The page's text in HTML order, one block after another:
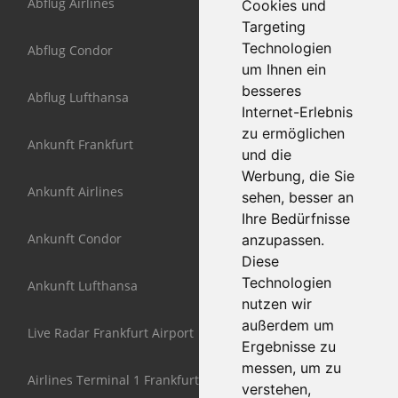
Cookies und
Targeting
Technologien
um Ihnen ein
besseres
Internet-Erlebnis
zu ermöglichen
und die
Werbung, die Sie
sehen, besser an
Ihre Bedürfnisse
anzupassen.
Diese
Technologien
nutzen wir
außerdem um
Ergebnisse zu
messen, um zu
verstehen,
Abflug Condor
Abflug Lufthansa
Ankunft Frankfurt
Ankunft Airlines
Ankunft Condor
Ankunft Lufthansa
Live Radar Frankfurt Airport
Airlines Terminal 1 Frankfurt